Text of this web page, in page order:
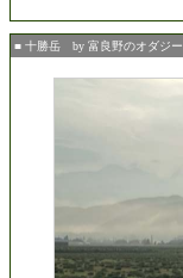
■ 十勝岳 by 富良野のオダジー